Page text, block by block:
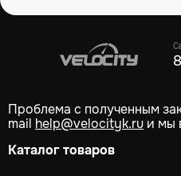
Проблема с полученным
mail help@velocityk.ru и мы
Каталог товаров